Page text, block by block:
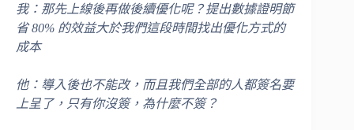
我：那先上線後再做後續優化呢？提出數據證明節
省 80% 的效益大於我們這段時間找出優化方式的
成本
他：導入後也不能改，而且我們全部的人都簽名要
上呈了，只有你沒簽，為什麼不簽？